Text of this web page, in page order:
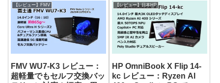
【レビュー】FMV
FMV WU7-K3 レビュー：
超軽量でもセルフ交換バッ
【レビュー】日本HP
HP OmniBook X Flip 14-
kc レビュー：Ryzen AI